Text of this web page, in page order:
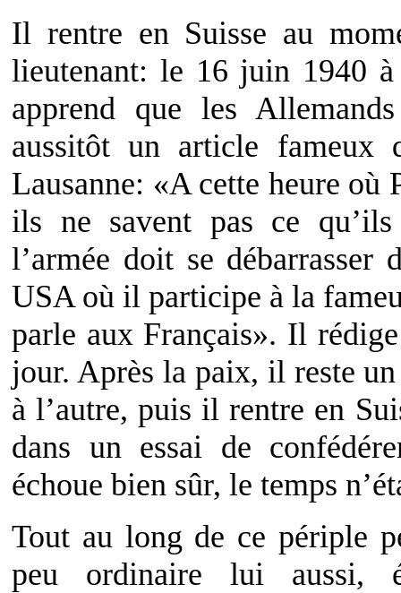
Il rentre en Suisse au
lieutenant: le 16 juin 1940
apprend que les
aussitôt un article fameux
Lausanne: «A cette heure
ils ne savent pas ce
l’armée doit se
USA où il participe à la
parle aux Français». Il
jour. Après la paix, il reste
à l’autre, puis il rentre en
dans un essai de
échoue bien sûr, le temps
Tout au long de ce périple
peu ordinaire lui aussi,